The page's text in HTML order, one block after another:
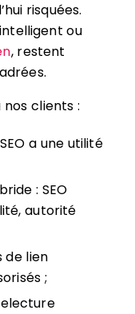
risquées.
ou
, restent
clients :
a une utilité
: SEO
autorité
de lien
;